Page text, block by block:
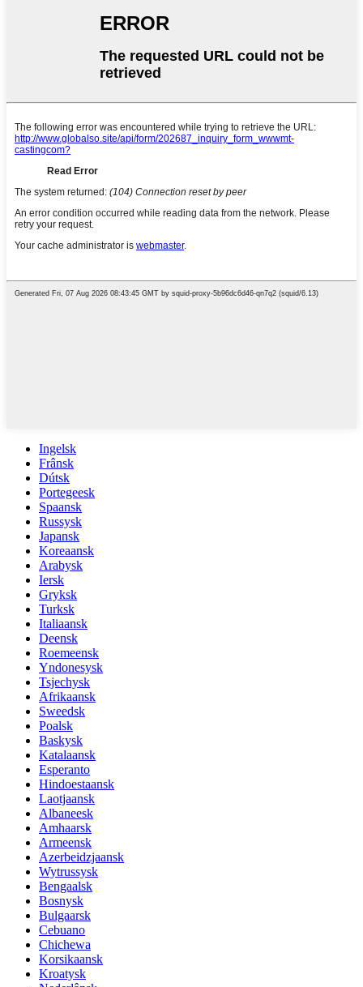
Ingelsk
Frânsk
Dútsk
Portegeesk
Spaansk
Russysk
Japansk
Koreaansk
Arabysk
Iersk
Gryksk
Turksk
Italiaansk
Deensk
Roemeensk
Yndonesysk
Tsjechysk
Afrikaansk
Sweedsk
Poalsk
Baskysk
Katalaansk
Esperanto
Hindoestaansk
Laotjaansk
Albaneesk
Amhaarsk
Armeensk
Azerbeidzjaansk
Wytrussysk
Bengaalsk
Bosnysk
Bulgaarsk
Cebuano
Chichewa
Korsikaansk
Kroatysk